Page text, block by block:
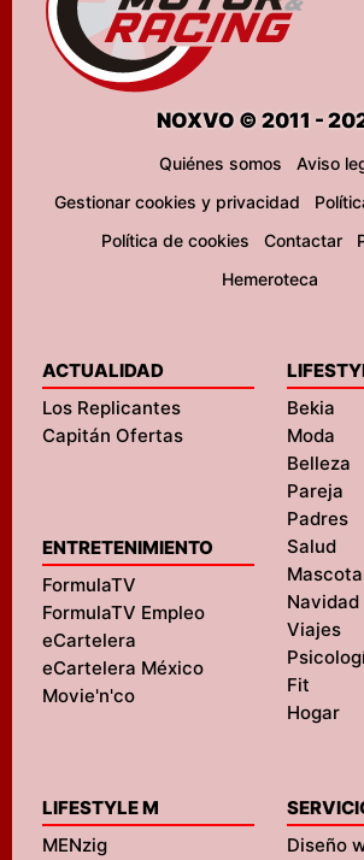
NOXVO © 2011 -
Quiénes somos
Aviso
Gestionar cookies y privacidad
Política de cookies
Contactar
Hemeroteca
ACTUALIDAD
Los Replicantes
Capitán Ofertas
ENTRETENIMIENTO
FormulaTV
FormulaTV Empleo
eCartelera
eCartelera México
Movie'n'co
Bekia
Moda
Belleza
Pareja
Padres
Salud
Navidad
Viajes
Fit
Hogar
LIFESTYLE M
MENzig
Diseño